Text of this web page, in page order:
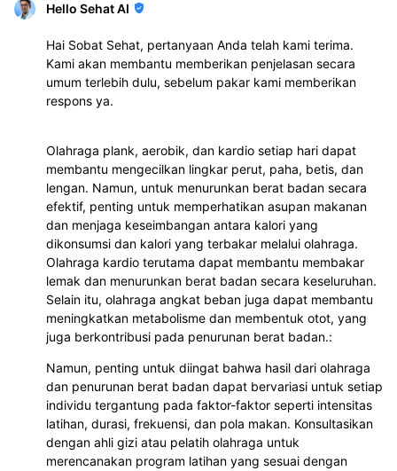
Hello Sehat AI
Hai Sobat Sehat, pertanyaan Anda telah kami terima.
Kami akan membantu memberikan penjelasan secara
umum terlebih dulu, sebelum pakar kami memberikan
respons ya.
Olahraga plank, aerobik, dan kardio setiap hari dapat
membantu mengecilkan lingkar perut, paha, betis, dan
lengan. Namun, untuk menurunkan berat badan secara
efektif, penting untuk memperhatikan asupan makanan
dan menjaga keseimbangan antara kalori yang
dikonsumsi dan kalori yang terbakar melalui olahraga.
Olahraga kardio terutama dapat membantu membakar
lemak dan menurunkan berat badan secara keseluruhan.
Selain itu, olahraga angkat beban juga dapat membantu
meningkatkan metabolisme dan membentuk otot, yang
juga berkontribusi pada penurunan berat badan.:
Namun, penting untuk diingat bahwa hasil dari olahraga
dan penurunan berat badan dapat bervariasi untuk setiap
individu tergantung pada faktor-faktor seperti intensitas
latihan, durasi, frekuensi, dan pola makan. Konsultasikan
dengan ahli gizi atau pelatih olahraga untuk
merencanakan program latihan yang sesuai dengan